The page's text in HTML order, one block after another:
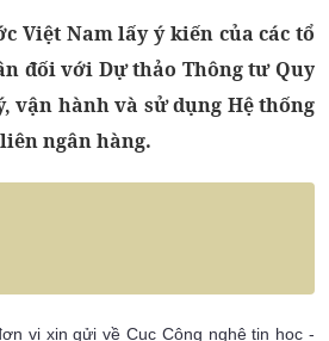
Việt Nam lấy ý kiến của các tổ
đối với Dự thảo Thông tư Quy
vận hành và sử dụng Hệ thống
ngân hàng.
vị xin gửi về Cục Công nghệ tin học -